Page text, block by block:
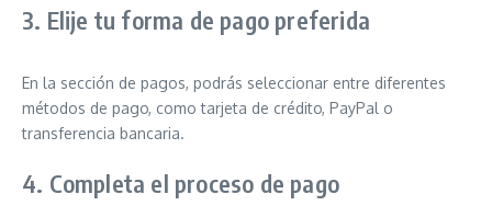
3. Elije tu forma de pago preferida
En la sección de pagos, podrás seleccionar entre diferentes
métodos de pago, como tarjeta de crédito, PayPal o
transferencia bancaria.
4. Completa el proceso de pago